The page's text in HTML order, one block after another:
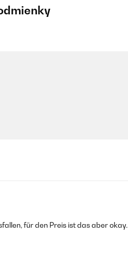
für den Preis ist das aber okay.